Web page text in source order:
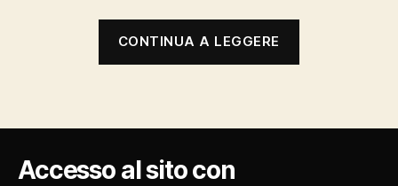
CONTINUA A LEGGERE
radio”
Accesso al sito con